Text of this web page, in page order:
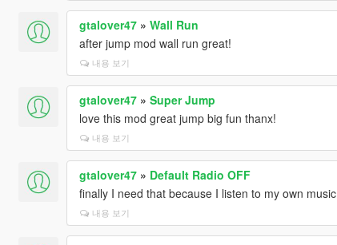
gtalover47» Wall Run
after jump mod wall run great!
내용 보기
gtalover47» Super Jump
love this mod great jump big fun thanx!
내용 보기
gtalover47» Default Radio OFF
finally I need that because I listen to my own music
내용 보기